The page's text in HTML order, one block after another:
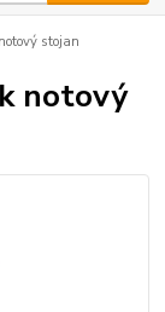
stojan
notový